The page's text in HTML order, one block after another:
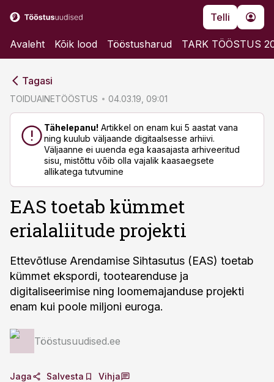
Telli
Avaleht Kõik lood Tööstusharud TARK TÖÖSTUS
Tagasi
TOIDUAINETÖÖSTUS 04.03.19, 09:01
Tähelepanu! Artikkel on enam kui 5 aastat vana
ning kuulub väljaande digitaalsesse arhiivi.
Väljaanne ei uuenda ega kaasajasta arhiveeritud
sisu, mistõttu võib olla vajalik kaasaegsete
allikatega tutvumine
EAS toetab kümmet
erialaliitude projekti
Ettevõtluse Arendamise Sihtasutus (EAS) toetab
kümmet ekspordi, tootearenduse ja
digitaliseerimise ning loomemajanduse projekti
enam kui poole miljoni euroga.
Tööstusuudised.ee
Jaga Salvesta Vihja